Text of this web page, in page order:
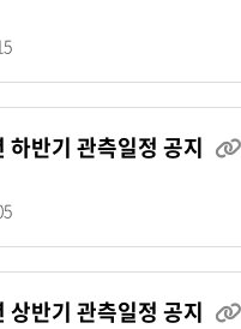
반기 관측일정 공지
반기 관측일정 공지